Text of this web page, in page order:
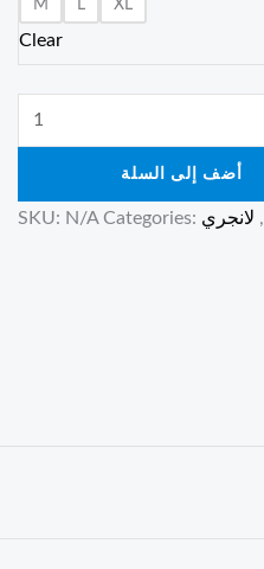
M L XL
Clear
أضف إلى السلة
SKU: N/A Categories: , لانجري